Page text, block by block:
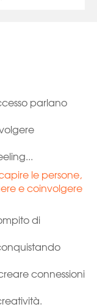
parlano
le persone,
e coinvolgere
di
connessioni